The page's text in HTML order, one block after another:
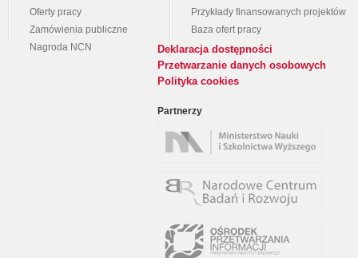
Oferty pracy
Zamówienia publiczne
Nagroda NCN
Przykłady finansowanych projektów
Baza ofert pracy
Deklaracja dostępności
Przetwarzanie danych osobowych
Polityka cookies
Partnerzy